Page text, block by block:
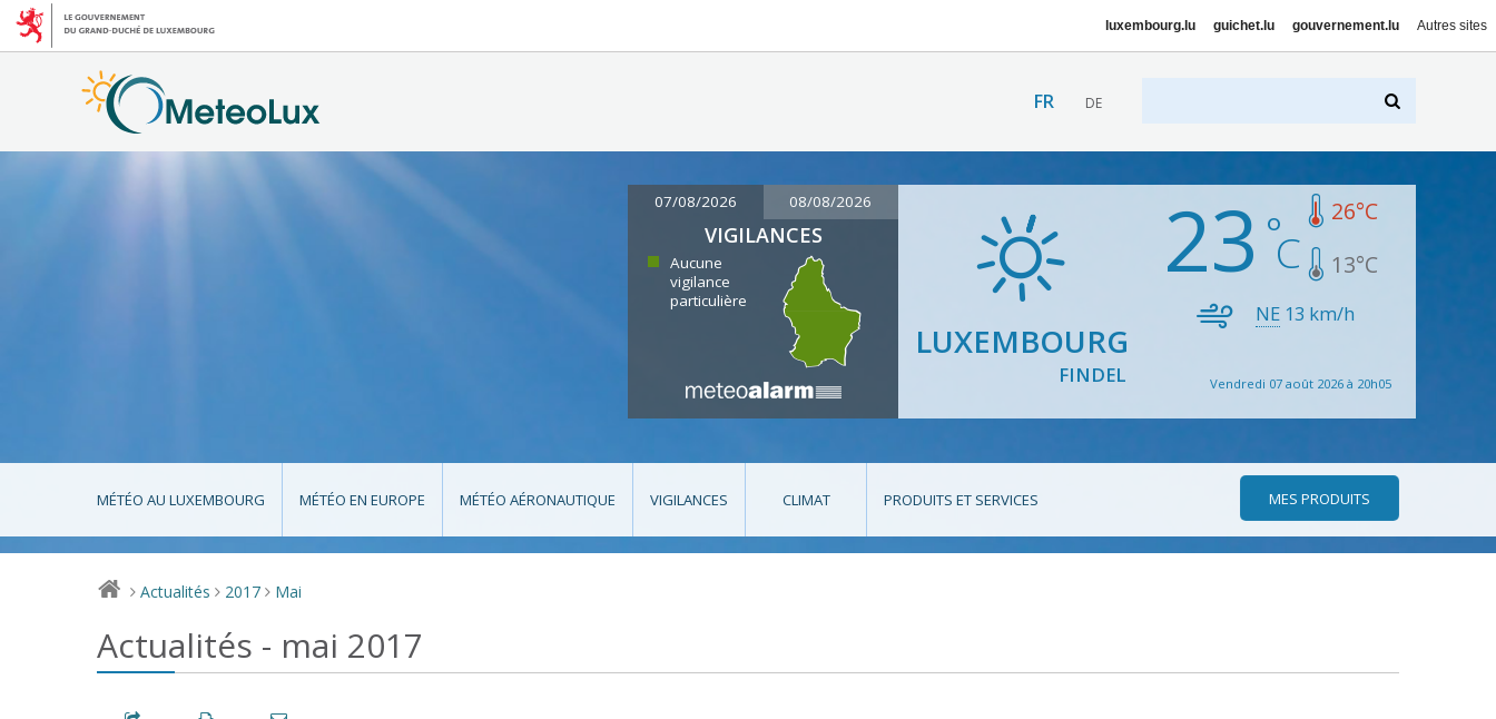
luxembourg.lu guichet.lu gouvernement.lu Autres sites
FR DE
07/08/2026 08/08/2026
VIGILANCES
Aucune
vigilance
particulière
LUXEMBOURG
FINDEL
23 26°C
13°C
NE 13 km/h
Vendredi 07 août 2026 à 20h05
MÉTÉO AU LUXEMBOURG MÉTÉO EN EUROPE MÉTÉO AÉRONAUTIQUE VIGILANCES CLIMAT PRODUITS ET SERVICES MES PRODUITS
> Actualités > 2017 > Mai
Actualités - mai 2017